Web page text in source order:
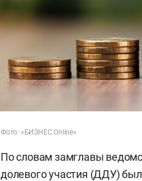
Фото: «БИЗНЕС Online»
По словам замглавы
долевого участия (ДДУ)